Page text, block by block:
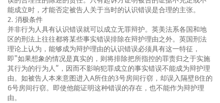
能成立时，才能否定被告人关于当时的认识错误是合理的主张。
2. 消极条件
并非行为人具有认识错误就可以成立无罪辩护。英美法系各国和地
区的刑法上往往都将某些事实错误排除在辩护理由之外。英国刑法
理论上认为，能够成为辩护理由的认识错误必须具有这一特征，
即"如果想象的情况是真实的，则将排除把所指控的罪责归之于实施
其行为的行为人”，因而不影响犯罪成立的事实错误不能成为辩护理
由。如被告人本来意图进入A所住的3号房间行窃，却误入隔壁B住的
6号房间行窃。即使他能证明这种错误的存在，也不能作为辩护理
由。